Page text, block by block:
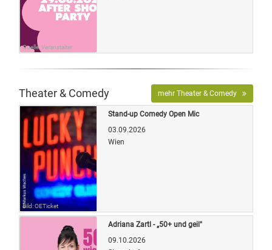
Quelle: Veranstalter
Theater & Comedy mehr Theater & Comedy
Bild: OETicket
Stand-up Comedy Open Mic
03.09.2026
Wien
Adriana Zartl - „50+ und geil"
09.10.2026